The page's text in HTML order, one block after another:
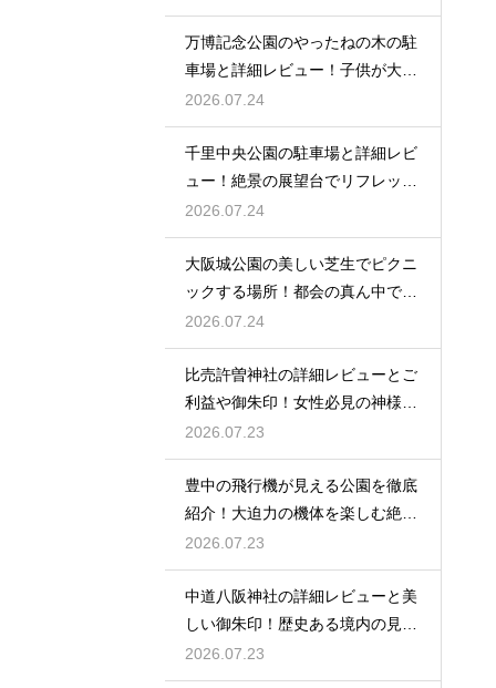
万博記念公園のやったねの木の駐
車場と詳細レビュー！子供が大歓
喜
2026.07.24
千里中央公園の駐車場と詳細レビ
ュー！絶景の展望台でリフレッシ
ュ
2026.07.24
大阪城公園の美しい芝生でピクニ
ックする場所！都会の真ん中で癒
される
2026.07.24
比売許曽神社の詳細レビューとご
利益や御朱印！女性必見の神様と
は
2026.07.23
豊中の飛行機が見える公園を徹底
紹介！大迫力の機体を楽しむ絶好
場
2026.07.23
中道八阪神社の詳細レビューと美
しい御朱印！歴史ある境内の見所
を
2026.07.23